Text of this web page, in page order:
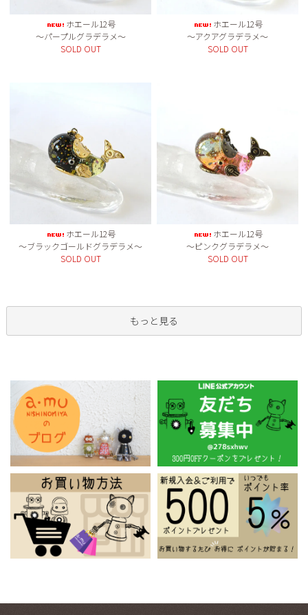
ホエール12号
～パープルグラデラメ～
SOLD OUT
ホエール12号
～アクアグラデラメ～
SOLD OUT
ホエール12号
～ブラックゴールドグラデラメ～
SOLD OUT
ホエール12号
～ピンクグラデラメ～
SOLD OUT
もっと見る